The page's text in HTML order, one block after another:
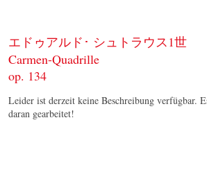
エドゥアルド･ シュトラウス1世
Carmen-Quadrille
op. 134
Leider ist derzeit keine Beschreibung verfügbar.
daran gearbeitet!